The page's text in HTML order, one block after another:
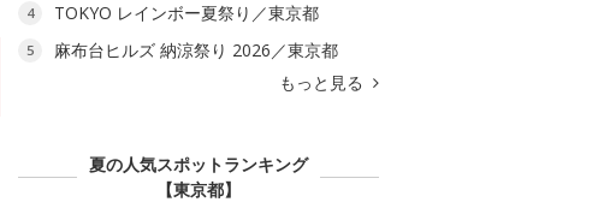
4 TOKYO レインボー夏祭り／東京都
5
麻布台ヒルズ 納涼祭り 2026／東京都
もっと見る
夏の人気スポットランキング
【東京都】